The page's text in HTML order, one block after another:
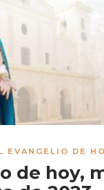
EVANGELIO DE
de hoy,